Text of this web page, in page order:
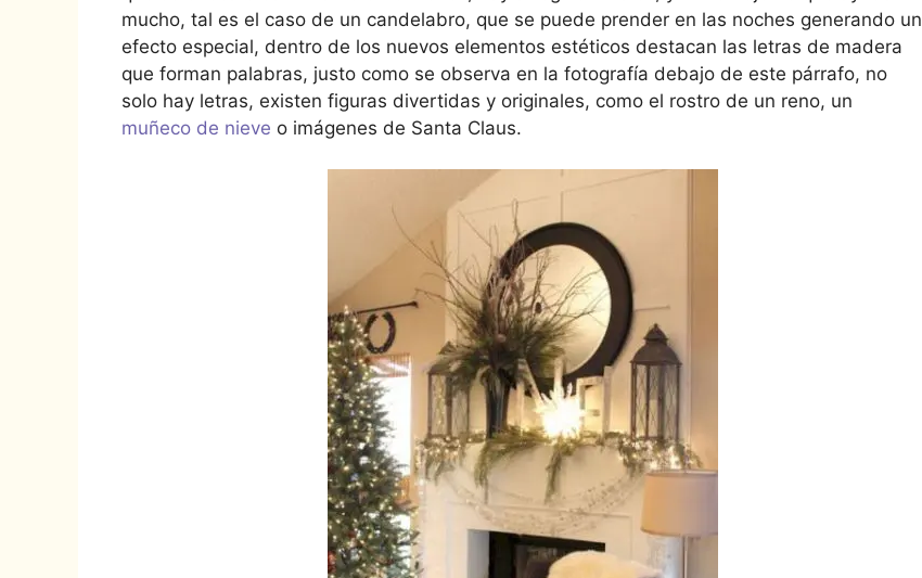
mucho, tal es el caso de un candelabro, que se puede prender en las noches generando un
efecto especial, dentro de los nuevos elementos estéticos destacan las letras de madera
que forman palabras, justo como se observa en la fotografía debajo de este párrafo, no
solo hay letras, existen figuras divertidas y originales, como el rostro de un reno, un
muñeco de nieve o imágenes de Santa Claus.